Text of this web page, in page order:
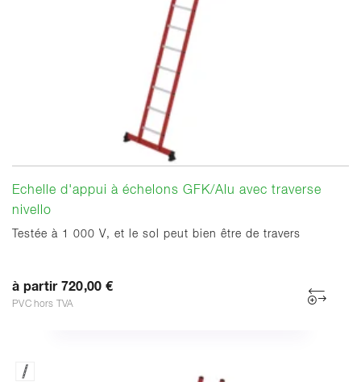
Echelle d'appui à échelons GFK/Alu avec traverse
nivello
Testée à 1 000 V, et le sol peut bien être de travers
à partir 720,00 €
PVC hors TVA